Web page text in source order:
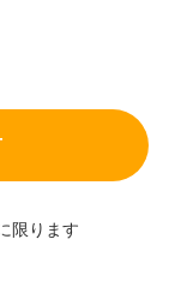
限ります